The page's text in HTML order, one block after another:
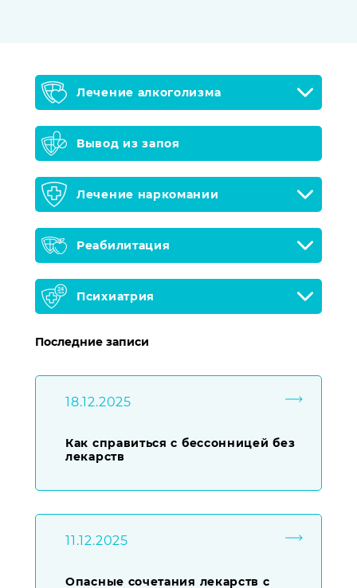
Лечение алкоголизма
Вывод из запоя
Лечение наркомании
Реабилитация
Психиатрия
Последние записи
Как справиться с бессонницей без
лекарств
18.12.2025
Опасные сочетания лекарств с
11.12.2025